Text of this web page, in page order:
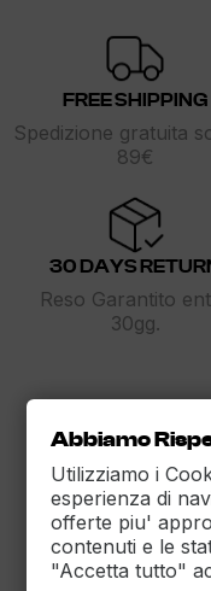
FREE SHIPPING
Spedizione gratuita
89€
30 DAYS
Reso Garantito
30gg.
T.
E.
Abbiamo
Utilizziamo i
esperienza di
offerte piu'
contenuti e le
"Accetta tutto"